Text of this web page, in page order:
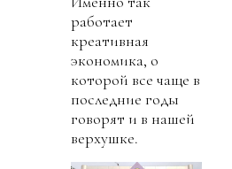
работает
креативная
экономика, о
которой все чаще в
последние годы
говорят и в нашей
верхушке.